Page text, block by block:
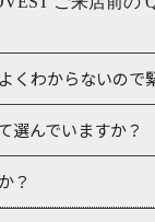
くわからないので
切丁寧な対応と口コミ
きます。特に婚約指輪
選んでいますか？
があって、悩んでしま
フターケア」「品質
？